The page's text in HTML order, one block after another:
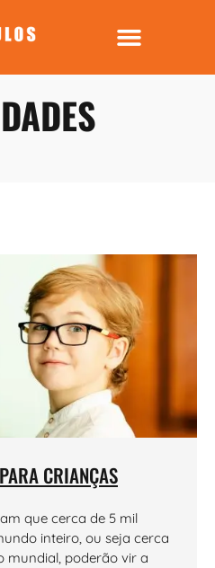
CRIANÇAS
que cerca de 5 mil
inteiro, ou seja cerca
mundial, poderão vir a